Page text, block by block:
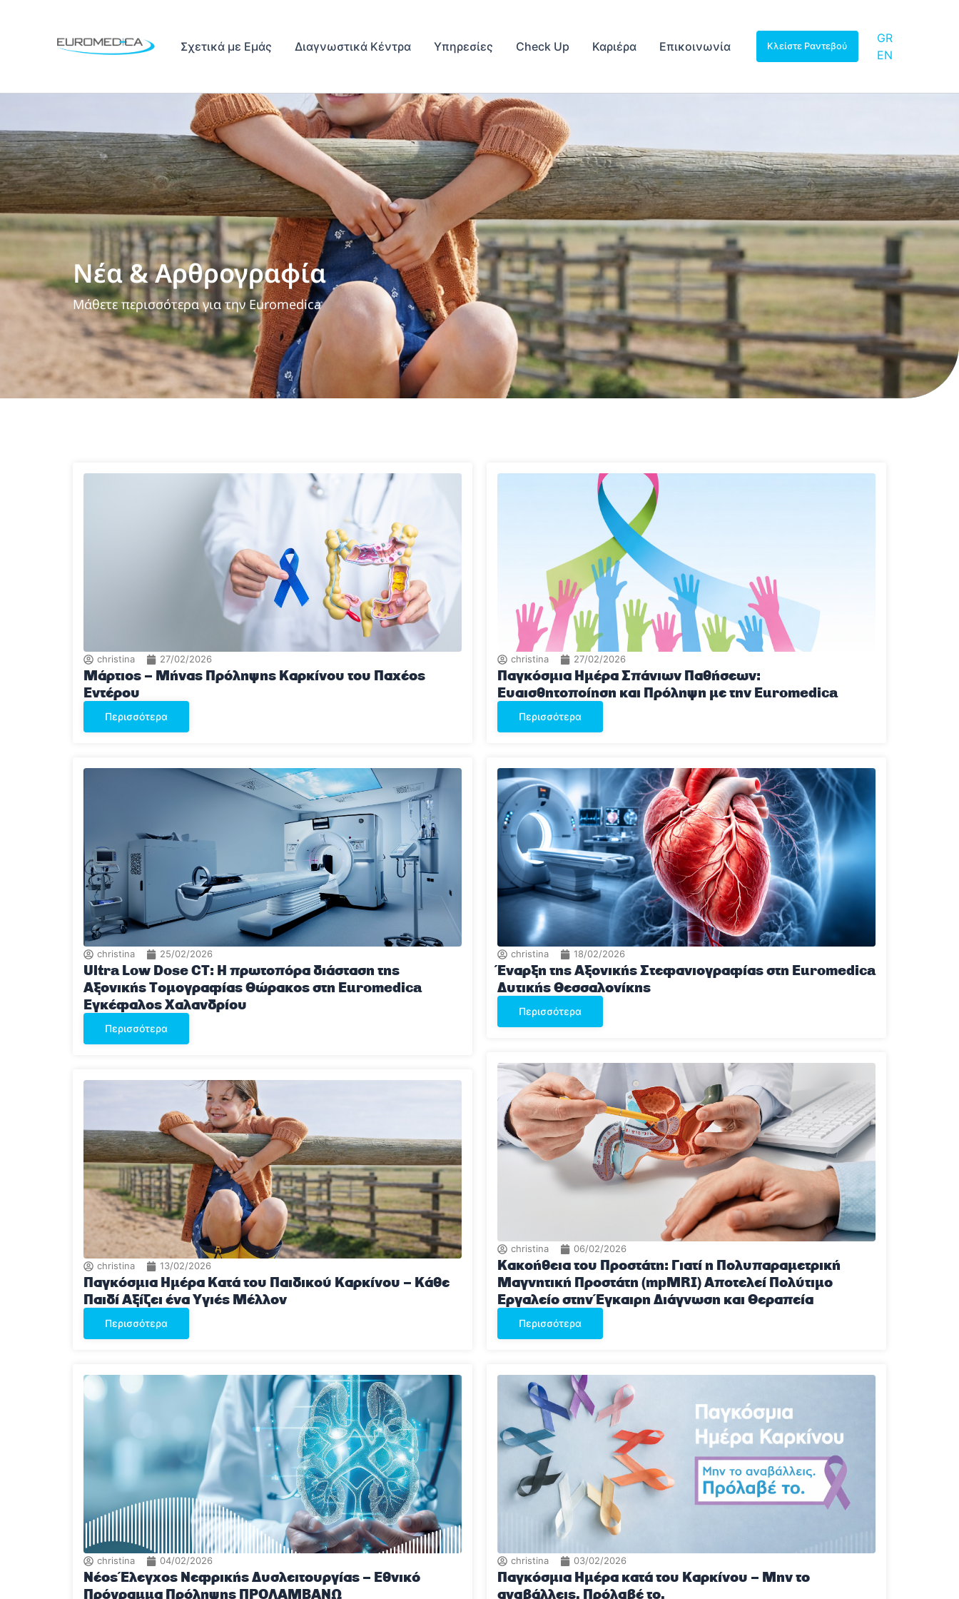
περιεχόμενο
Σχετικά με Εμάς Διαγνωστικά Κέντρα Υπηρεσίες Check Up Καριέρα Επικοινωνία Κλείστε Ραντεβού
GR
EN
Νέα & Αρθρογραφία
Μάθετε περισσότερα για την Euromedica
christina 27/02/2026
Μάρτιος – Μήνας Πρόληψης Καρκίνου του Παχέος
Εντέρου
Περισσότερα
christina 27/02/2026
Παγκόσμια Ημέρα Σπάνιων Παθήσεων:
Ευαισθητοποίηση και Πρόληψη με την Euromedica
Περισσότερα
christina 25/02/2026
Ultra Low Dose CT: Η πρωτοπόρα διάσταση της
Αξονικής Τομογραφίας Θώρακος στη Euromedica
Εγκέφαλος Χαλανδρίου
Περισσότερα
christina 18/02/2026
Έναρξη της Αξονικής Στεφανιογραφίας στη Euromedica
Δυτικής Θεσσαλονίκης
Περισσότερα
christina 13/02/2026
Παγκόσμια Ημέρα Κατά του Παιδικού Καρκίνου – Kάθε
Παιδί Αξίζει ένα Υγιές Μέλλον
Περισσότερα
christina 06/02/2026
Κακοήθεια του Προστάτη: Γιατί η Πολυπαραμετρική
Μαγνητική Προστάτη (mpMRI) Αποτελεί Πολύτιμο
Εργαλείο στην Έγκαιρη Διάγνωση και Θεραπεία
Περισσότερα
christina 04/02/2026
Νέος Έλεγχος Νεφρικής Δυσλειτουργίας – Εθνικό
Πρόγραμμα Πρόληψης ΠΡΟΛΑΜΒΑΝΩ
christina 03/02/2026
Παγκόσμια Ημέρα κατά του Καρκίνου – Μην το
αναβάλλεις. Πρόλαβέ το.